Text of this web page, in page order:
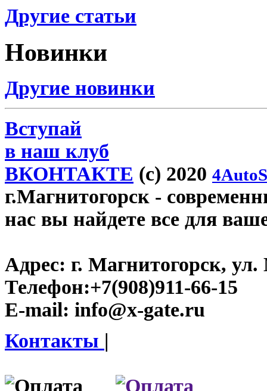
Другие статьи
Новинки
Другие новинки
Вступай
в наш клуб
ВКОНТАКТЕ (c) 2020
г.Магнитогорск -
нас вы найдете все для
Адрес: г. Магнитогорск, ул.
Телефон:+7(908)911-66-15
E-mail: info@x-gate.ru
Контакты |